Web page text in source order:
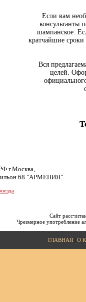
Если вам
консультанты
шампанское.
кратчайшие
Вся
целей.
г.Москва,
68 "АРМЕНИЯ"
Сайт
Чрезмерное употребление
ГЛАВНАЯ| О